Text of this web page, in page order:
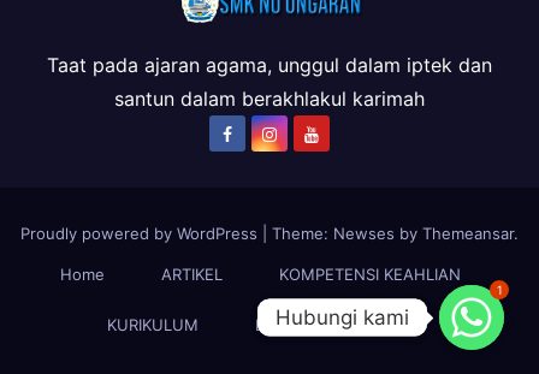
Taat pada ajaran agama, unggul dalam iptek dan
santun dalam berakhlakul karimah
Proudly powered by WordPress Theme: Newses by Themeansar.
Home ARTIKEL KOMPETENSI KEAHLIAN
KURIKULUM LSP-P1 PROFIL
1
Hubungi kami
Hubungi kami